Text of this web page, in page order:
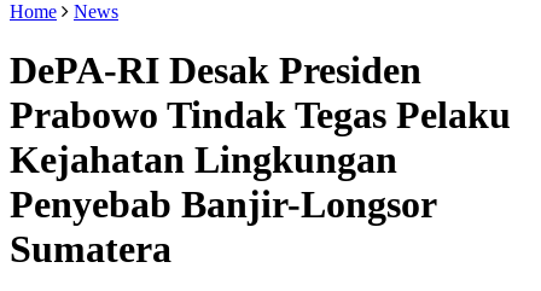
Home News
DePA-RI Desak Presiden
Prabowo Tindak Tegas Pelaku
Kejahatan Lingkungan
Penyebab Banjir-Longsor
Sumatera